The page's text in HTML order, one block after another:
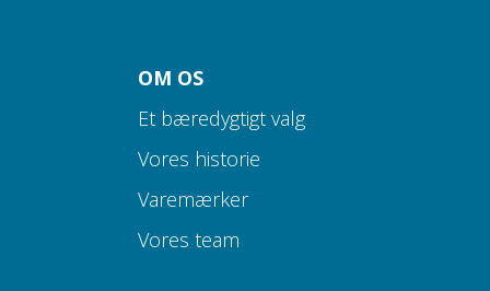
OM OS
Et bæredygtigt valg
Vores historie
Varemærker
Vores team